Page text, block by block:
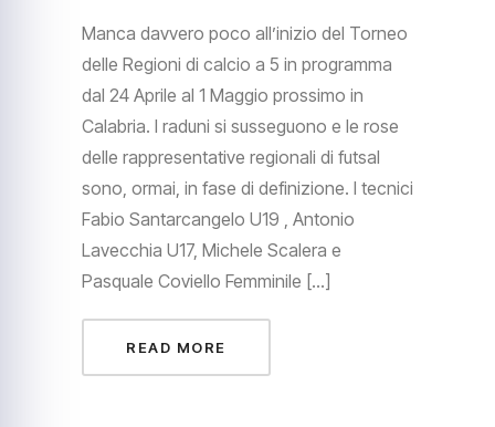
Manca davvero poco all’inizio del Torneo
delle Regioni di calcio a 5 in programma
dal 24 Aprile al 1 Maggio prossimo in
Calabria. I raduni si susseguono e le rose
delle rappresentative regionali di futsal
sono, ormai, in fase di definizione. I tecnici
Fabio Santarcangelo U19 , Antonio
Lavecchia U17, Michele Scalera e
Pasquale Coviello Femminile […]
READ MORE